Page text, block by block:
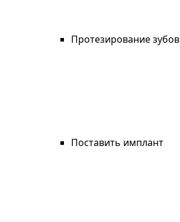
Протезирование зубов
Поставить имплант